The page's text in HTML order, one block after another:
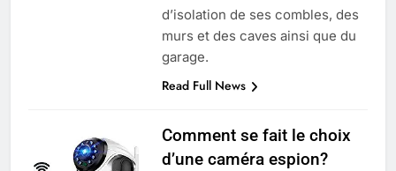
d’isolation de ses combles, des
murs et des caves ainsi que du
garage.
Read Full News
Comment se fait le choix
d’une caméra espion?